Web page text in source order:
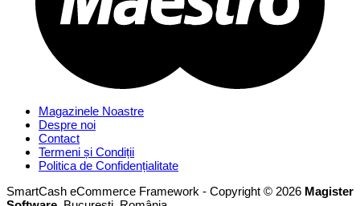
Magazinele Noastre
Despre noi
Contact
Termeni și Condiții
Politica de Confidențialitate
SmartCash eCommerce Framework - Copyright © 2026 Magister